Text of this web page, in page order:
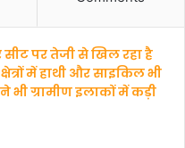
u
b
पर तेजी से खिल रहा है
में हाथी और साइकिल भी
ग्रामीण इलाकों में कड़ी